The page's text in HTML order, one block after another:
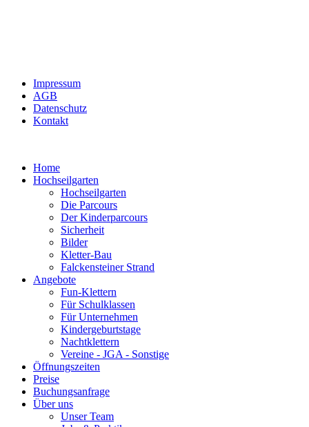
Impressum
AGB
Datenschutz
Kontakt
Home
Hochseilgarten
Hochseilgarten
Die Parcours
Der Kinderparcours
Sicherheit
Bilder
Kletter-Bau
Falckensteiner Strand
Angebote
Fun-Klettern
Für Schulklassen
Für Unternehmen
Kindergeburtstage
Nachtklettern
Vereine - JGA - Sonstige
Öffnungszeiten
Preise
Buchungsanfrage
Über uns
Unser Team